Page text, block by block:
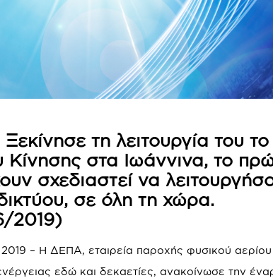
τη λειτουργία του
Κίνησης στα Ιωάννινα, το
σχεδιαστεί να
σε όλη τη χώρα.
2019)
2019 – Η ΔΕΠΑ, εταιρεία παροχής φυσικού αερίου
εδώ και δεκαετίες, ανακοίνωσε την